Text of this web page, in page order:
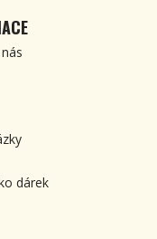
dárek